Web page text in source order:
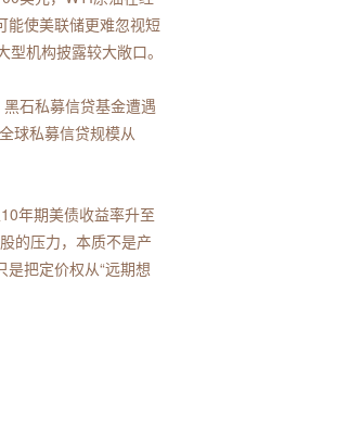
能使美联储更难忽视短
机构披露较大敞口。
石私募信贷基金遭遇
球私募信贷规模从
年期美债收益率升至
的压力，本质不是产
把定价权从“远期想